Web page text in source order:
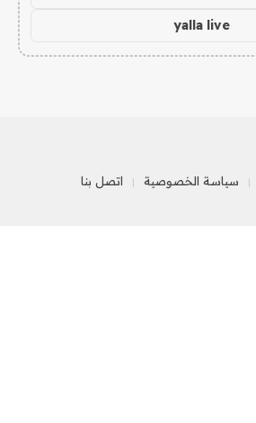
yalla live
سياسة الخصوصية اتصل بنا